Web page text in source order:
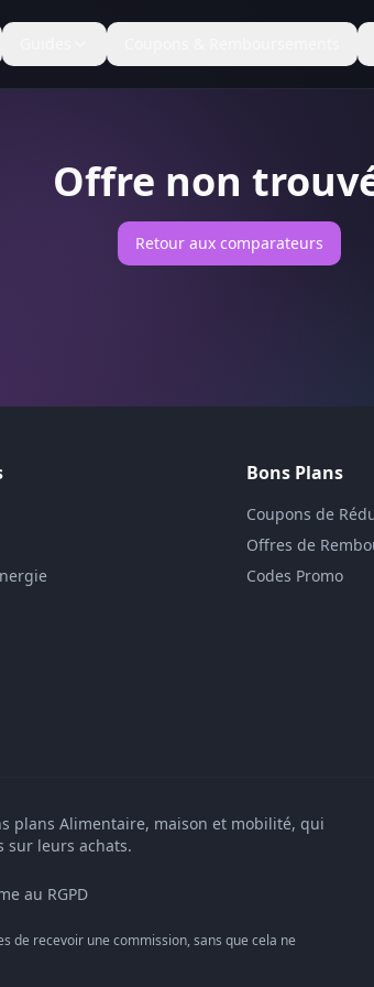
Offre non
Retour aux comparateurs
Bons Plans
Coupons de
Offres de
Codes Promo
plans Alimentaire, maison et mobilité, qui
sur leurs achats.
au RGPD
de recevoir une commission, sans que cela ne